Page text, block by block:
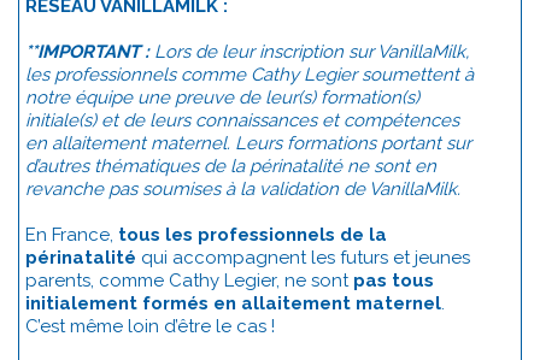
RÉSEAU VANILLAMILK :
**IMPORTANT :Lors de leur inscription sur VanillaMilk,
les professionnels comme Cathy Legier soumettent à
notre équipe une preuve de leur(s) formation(s)
initiale(s) et de leurs connaissances et compétences
en allaitement maternel. Leurs formations portant sur
d’autres thématiques de la périnatalité ne sont en
revanche pas soumises à la validation de VanillaMilk.
En France, tous les professionnels de la
périnatalité qui accompagnent les futurs et jeunes
parents, comme Cathy Legier, ne sont pas tous
initialement formés en allaitement maternel.
C’est même loin d’être le cas !